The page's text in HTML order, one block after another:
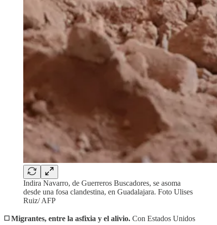
Indira Navarro, de Guerreros Buscadores, se asoma
desde una fosa clandestina, en Guadalajara. Foto Ulises
Ruiz/ AFP
◻️ Migrantes, entre la asfixia y el alivio. Con Estados Unidos